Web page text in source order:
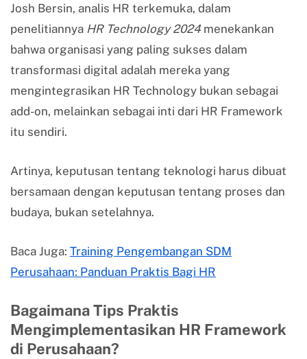
Josh Bersin, analis HR terkemuka, dalam
penelitiannya HR Technology 2024 menekankan
bahwa organisasi yang paling sukses dalam
transformasi digital adalah mereka yang
mengintegrasikan HR Technology bukan sebagai
add-on, melainkan sebagai inti dari HR Framework
itu sendiri.
Artinya, keputusan tentang teknologi harus dibuat
bersamaan dengan keputusan tentang proses dan
budaya, bukan setelahnya.
Baca Juga: Training Pengembangan SDM
Perusahaan: Panduan Praktis Bagi HR
Bagaimana Tips Praktis
Mengimplementasikan HR Framework
di Perusahaan?